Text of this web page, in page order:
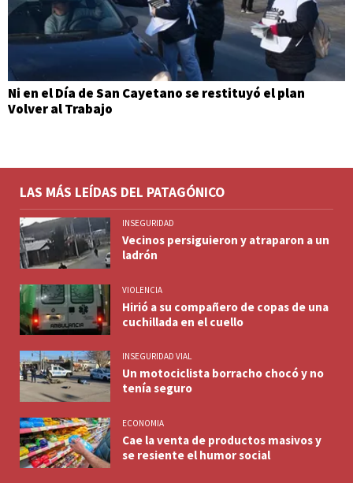
Ni en el Día de San Cayetano se restituyó el plan
Volver al Trabajo
LAS MÁS LEÍDAS DEL PATAGÓNICO
INSEGURIDAD
Vecinos persiguieron y atraparon a un
ladrón
VIOLENCIA
Hirió a su compañero de copas de una
cuchillada en el cuello
INSEGURIDAD VIAL
Un motociclista borracho chocó y no
tenía seguro
ECONOMIA
Cae la venta de productos masivos y
se resiente el humor social